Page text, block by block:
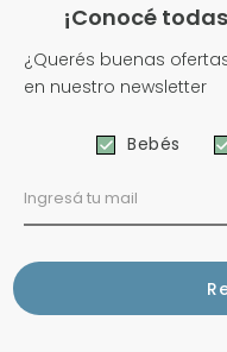
¡Conocé
¿Querés buenas
en nuestro newsletter
Bebés